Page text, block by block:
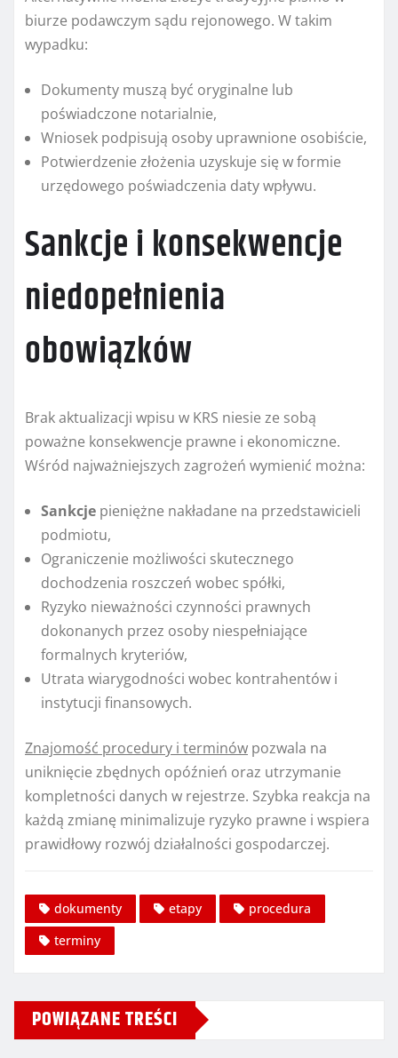
biurze podawczym sądu rejonowego. W takim
wypadku:
Dokumenty muszą być oryginalne lub
poświadczone notarialnie,
Wniosek podpisują osoby uprawnione osobiście,
Potwierdzenie złożenia uzyskuje się w formie
urzędowego poświadczenia daty wpływu.
Sankcje i konsekwencje
niedopełnienia
obowiązków
Brak aktualizacji wpisu w KRS niesie ze sobą
poważne konsekwencje prawne i ekonomiczne.
Wśród najważniejszych zagrożeń wymienić można:
Sankcje pieniężne nakładane na przedstawicieli
podmiotu,
Ograniczenie możliwości skutecznego
dochodzenia roszczeń wobec spółki,
Ryzyko nieważności czynności prawnych
dokonanych przez osoby niespełniające
formalnych kryteriów,
Utrata wiarygodności wobec kontrahentów i
instytucji finansowych.
Znajomość procedury i terminów pozwala na
uniknięcie zbędnych opóźnień oraz utrzymanie
kompletności danych w rejestrze. Szybka reakcja na
każdą zmianę minimalizuje ryzyko prawne i wspiera
prawidłowy rozwój działalności gospodarczej.
dokumenty etapy
procedura
terminy
POWIĄZANE TREŚCI